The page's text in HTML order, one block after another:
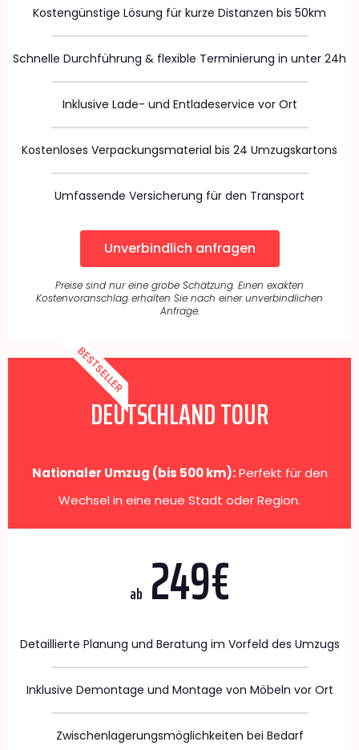
Kostengünstige Lösung für kurze Distanzen bis 50km
Schnelle Durchführung & flexible Terminierung in unter 24h
Inklusive Lade- und Entladeservice vor Ort
Kostenloses Verpackungsmaterial bis 24 Umzugskartons
Umfassende Versicherung für den Transport
Unverbindlich anfragen
Preise sind nur eine grobe Schätzung. Einen exakten
Kostenvoranschlag erhalten Sie nach einer unverbindlichen
Anfrage.
BESTSELLER
DEUTSCHLAND TOUR
Nationaler Umzug (bis 500 km):Perfekt für den
Wechsel in eine neue Stadt oder Region.
ab 249€
Detaillierte Planung und Beratung im Vorfeld des Umzugs
Inklusive Demontage und Montage von Möbeln vor Ort
Zwischenlagerungsmöglichkeiten bei Bedarf